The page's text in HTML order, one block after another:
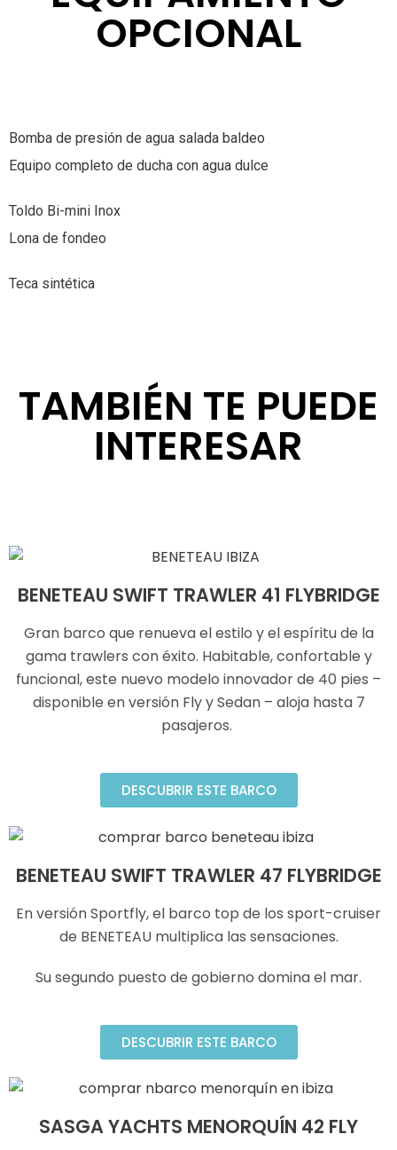
OPCIONAL
Bomba de presión de agua salada baldeo
Equipo completo de ducha con agua dulce
Toldo Bi-mini Inox
Lona de fondeo
Teca sintética
TAMBIÉN TE PUEDE
INTERESAR
BENETEAU SWIFT TRAWLER 41 FLYBRIDGE
Gran barco que renueva el estilo y el espíritu de la
gama trawlers con éxito. Habitable, confortable y
funcional, este nuevo modelo innovador de 40 pies –
disponible en versión Fly y Sedan – aloja hasta 7
pasajeros.
DESCUBRIR ESTE BARCO
BENETEAU SWIFT TRAWLER 47 FLYBRIDGE
En versión Sportfly, el barco top de los sport-cruiser
de BENETEAU multiplica las sensaciones.
Su segundo puesto de gobierno domina el mar.
DESCUBRIR ESTE BARCO
SASGA YACHTS MENORQUÍN 42 FLY